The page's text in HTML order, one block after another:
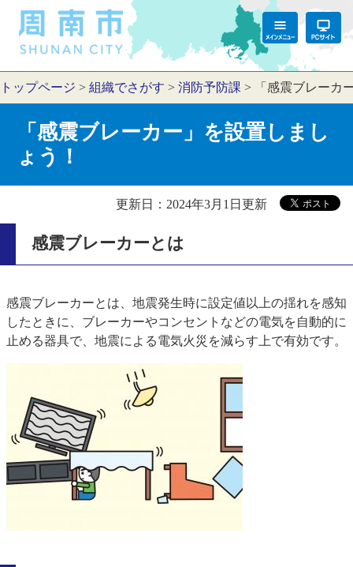
トップページ > 組織でさがす > 消防予防課 > 「感震ブレーカ
「感震ブレーカー」を設置しまし
ょう！
更新日：2024年3月1日更新
感震ブレーカーとは
感震ブレーカーとは、地震発生時に設定値以上の揺れを感知
したときに、ブレーカーやコンセントなどの電気を自動的に
止める器具で、地震による電気火災を減らす上で有効です。